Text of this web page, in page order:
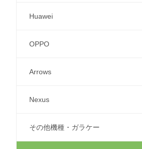
Huawei
OPPO
Arrows
Nexus
その他機種・ガラケー